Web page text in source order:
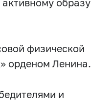
образу
физической
орденом Ленина.
и